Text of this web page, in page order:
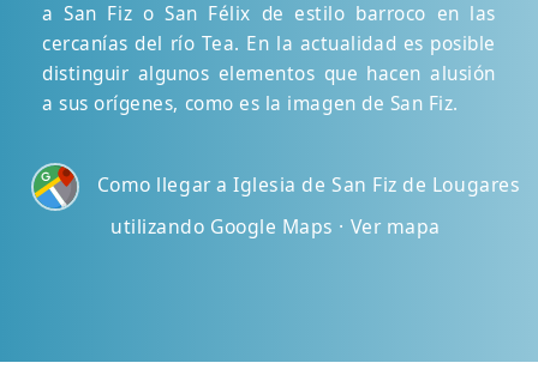
a San Fiz o San Félix de estilo barroco en las
cercanías del río Tea. En la actualidad es posible
distinguir algunos elementos que hacen alusión
a sus orígenes, como es la imagen de San Fiz.
Como llegar a Iglesia de San Fiz de Lougares
utilizando Google Maps · Ver mapa